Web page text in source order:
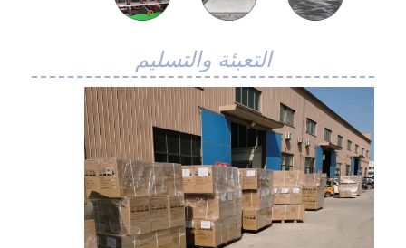
حزام شبكة الغذاء
حزام النقل على شكل قرص العسل
لوحة سلسلة ناقل
حزام شبكي للطاقة الشمسية الكهروضوئية
حزام شبكة سلسلة
حزام الفريزر الحلزوني
التعبئة والتسليم